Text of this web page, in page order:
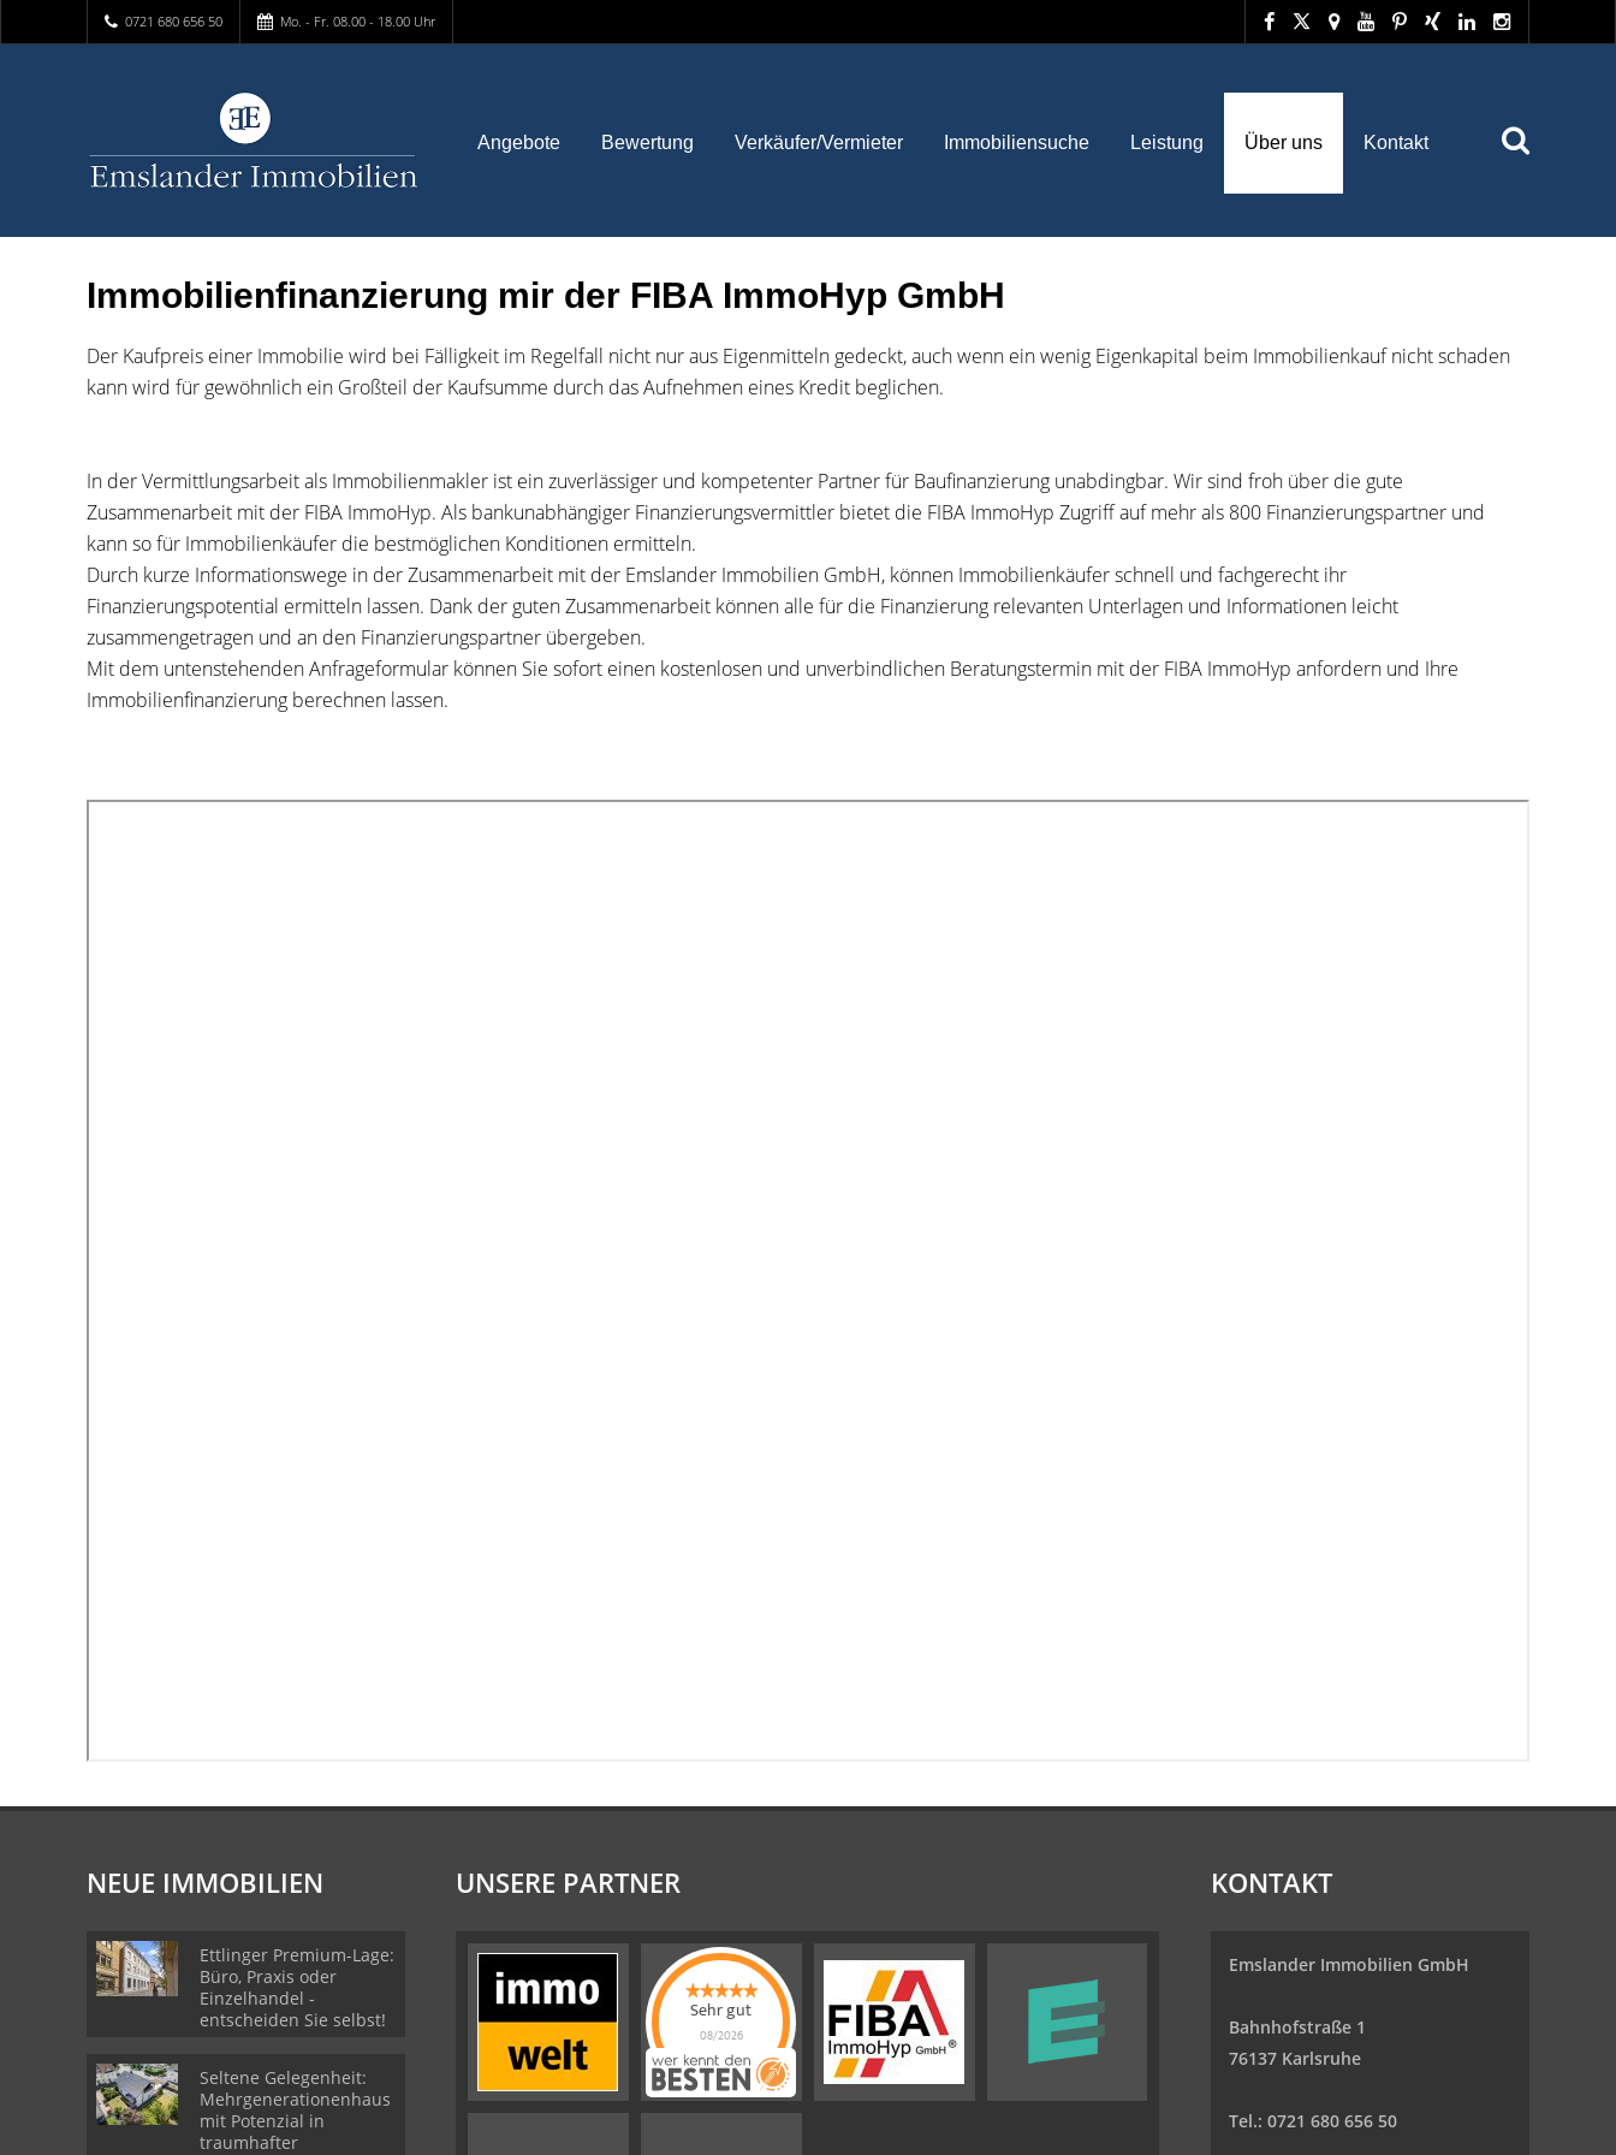
0721 680 656 50 Mo. - Fr. 08.00 - 18.00 Uhr
Angebote Bewertung Verkäufer/Vermieter Immobiliensuche Leistung Über uns Kontakt
Immobilienfinanzierung mir der FIBA ImmoHyp GmbH
Der Kaufpreis einer Immobilie wird bei Fälligkeit im Regelfall nicht nur aus Eigenmitteln gedeckt, auch wenn ein wenig Eigenkapital beim Immobilienkauf nicht schaden
kann wird für gewöhnlich ein Großteil der Kaufsumme durch das Aufnehmen eines Kredit beglichen.
In der Vermittlungsarbeit als Immobilienmakler ist ein zuverlässiger und kompetenter Partner für Baufinanzierung unabdingbar. Wir sind froh über die gute
Zusammenarbeit mit der FIBA ImmoHyp. Als bankunabhängiger Finanzierungsvermittler bietet die FIBA ImmoHyp Zugriff auf mehr als 800 Finanzierungspartner und
kann so für Immobilienkäufer die bestmöglichen Konditionen ermitteln.
Durch kurze Informationswege in der Zusammenarbeit mit der Emslander Immobilien GmbH, können Immobilienkäufer schnell und fachgerecht ihr
Finanzierungspotential ermitteln lassen. Dank der guten Zusammenarbeit können alle für die Finanzierung relevanten Unterlagen und Informationen leicht
zusammengetragen und an den Finanzierungspartner übergeben.
Mit dem untenstehenden Anfrageformular können Sie sofort einen kostenlosen und unverbindlichen Beratungstermin mit der FIBA ImmoHyp anfordern und Ihre
Immobilienfinanzierung berechnen lassen.
NEUE IMMOBILIEN
Ettlinger Premium-Lage:
Büro, Praxis oder
Einzelhandel -
entscheiden Sie selbst!
Seltene Gelegenheit:
Mehrgenerationenhaus
mit Potenzial in
traumhafter
UNSERE PARTNER
Sehr gut
08/2026
Emslander
Immobilien GMBH
hat4.88von5
KONTAKT
Emslander Immobilien GmbH
Bahnhofstraße 1
76137 Karlsruhe
Tel.: 0721 680 656 50